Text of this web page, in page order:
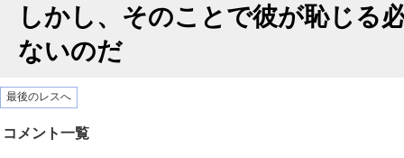
しかし、そのことで彼が恥じる
ないのだ
最後のレスへ
コメント一覧